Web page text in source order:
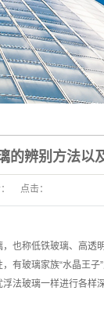
视玻璃
玻璃
玻璃
的辨别方法以
点击：
也称低铁玻璃、高透
有玻璃家族“水晶王
法玻璃一样进行各样